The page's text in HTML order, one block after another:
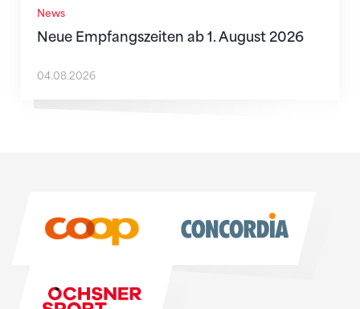
News
Neue Empfangszeiten ab 1. August 2026
04.08.2026